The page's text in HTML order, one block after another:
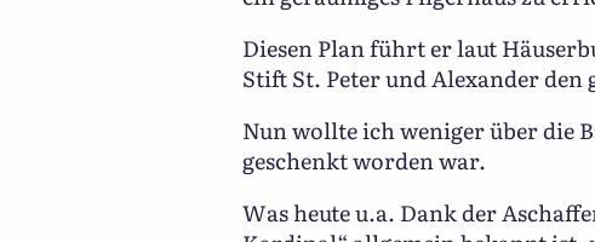
Diesen Plan führt er laut
Stift St. Peter und Alexander
Nun wollte ich weniger über die
geschenkt worden war.
Was heute u.a. Dank der